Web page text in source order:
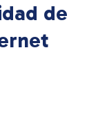
de